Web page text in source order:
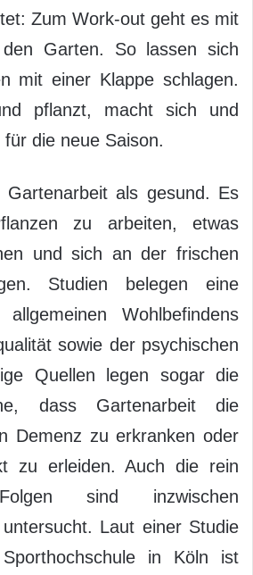
Zum Work-out geht es mit
Garten. So lassen sich
mit einer Klappe schlagen.
pflanzt, macht sich und
die neue Saison.
Gartenarbeit als gesund. Es
zu arbeiten, etwas
und sich an der frischen
Studien belegen eine
Wohlbefindens
sowie der psychischen
Quellen legen sogar die
dass Gartenarbeit die
Demenz zu erkranken oder
zu erleiden. Auch die rein
sind inzwischen
Laut einer Studie
in Köln ist